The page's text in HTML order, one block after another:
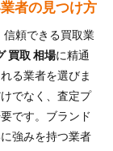
者の見つけ方
信頼できる買取業
買取 相場に精通
る業者を選びま
でなく、査定プ
です。ブランド
強みを持つ業者